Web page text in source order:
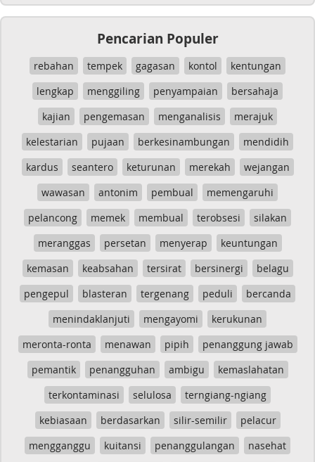
Pencarian Populer
rebahan tempek gagasan kontol
kentungan
lengkap
menggiling penyampaian
bersahaja
kajian
pengemasan menganalisis
merajuk
kelestarian
pujaan berkesinambungan
mendidih
kardus
seantero keturunan merekah
wejangan
wawasan
antonim pembual
memengaruhi
pelancong
memek membual terobsesi
silakan
meranggas
persetan menyerap
keuntungan
kemasan
keabsahan tersirat bersinergi
belagu
pengepul
blasteran tergenang peduli
bercanda
menindaklanjuti
mengayomi
kerukunan
meronta-ronta
menawan pipih
penanggung jawab
pemantik
penangguhan ambigu
kemaslahatan
terkontaminasi
selulosa
terngiang-ngiang
kebiasaan
berdasarkan silir-semilir
pelacur
mengganggu
kuitansi penanggulangan
nasehat